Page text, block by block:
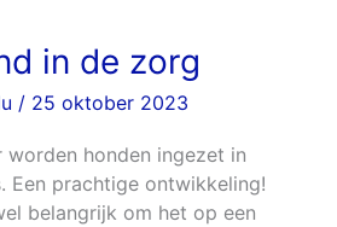
in de zorg
/ 25 oktober 2023
worden honden ingezet in
Een prachtige ontwikkeling!
belangrijk om het op een